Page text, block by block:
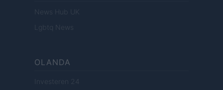
News Hub UK
Lgbtq News
OLANDA
Investeren 24